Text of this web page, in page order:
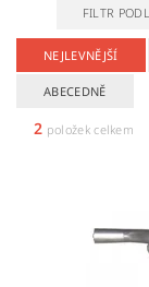
FILTR
NEJLEVNĚJŠÍ
ABECEDNĚ
2 položek celkem